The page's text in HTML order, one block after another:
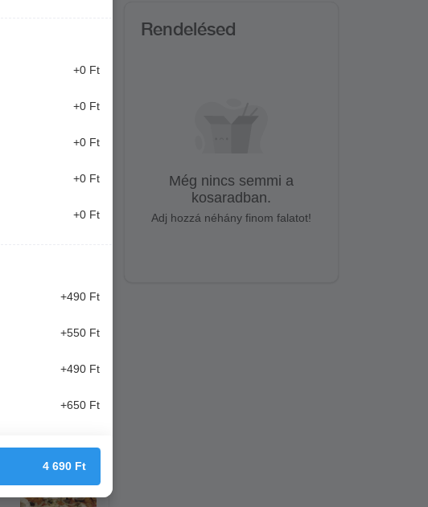
Rendelésed
Még nincs semmi a
kosaradban.
Adj hozzá néhány finom falatot!
+0 Ft
+0 Ft
+0 Ft
+0 Ft
+0 Ft
+490 Ft
+550 Ft
+490 Ft
+650 Ft
4 690 Ft